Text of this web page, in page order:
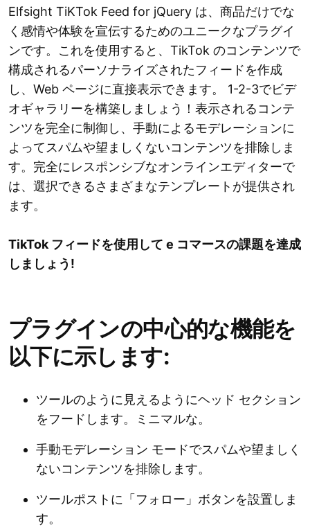
Elfsight TiKTok Feed for jQuery は、商品だけでな
く感情や体験を宣伝するためのユニークなプラグイ
ンです。これを使用すると、TikTok のコンテンツで
構成されるパーソナライズされたフィードを作成
し、Web ページに直接表示できます。 1-2-3でビデ
オギャラリーを構築しましょう！表示されるコンテ
ンツを完全に制御し、手動によるモデレーションに
よってスパムや望ましくないコンテンツを排除しま
す。完全にレスポンシブなオンラインエディターで
は、選択できるさまざまなテンプレートが提供され
ます。
TikTok フィードを使用して e コマースの課題を達成
しましょう!
プラグインの中心的な機能を
以下に示します:
ツールのように見えるようにヘッド セクション
をフードします。ミニマルな。
手動モデレーション モードでスパムや望ましく
ないコンテンツを排除します。
ツールポストに「フォロー」ボタンを設置しま
す。